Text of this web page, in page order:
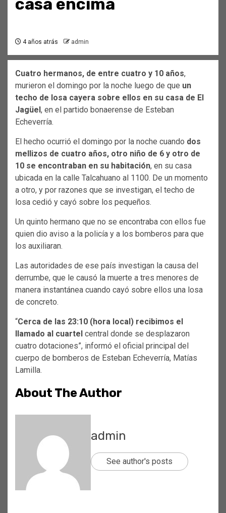
casa encima
4 años atrás admin
Cuatro hermanos, de entre cuatro y 10 años,
murieron el domingo por la noche luego de que un
techo de losa cayera sobre ellos en su casa de El
Jagüel, en el partido bonaerense de Esteban
Echeverría.
El hecho ocurrió el domingo por la noche cuando dos
mellizos de cuatro años, otro niño de 6 y otro de
10 se encontraban en su habitación, en su casa
ubicada en la calle Talcahuano al 1100. De un momento
a otro, y por razones que se investigan, el techo de
losa cedió y cayó sobre los pequeños.
Un quinto hermano que no se encontraba con ellos fue
quien dio aviso a la policía y a los bomberos para que
los auxiliaran.
Las autoridades de ese país investigan la causa del
derrumbe, que le causó la muerte a tres menores de
manera instantánea cuando cayó sobre ellos una losa
de concreto.
“Cerca de las 23:10 (hora local) recibimos el
llamado al cuartel central donde se desplazaron
cuatro dotaciones”, informó el oficial principal del
cuerpo de bomberos de Esteban Echeverría, Matías
Lamilla.
About The Author
admin
See author's posts